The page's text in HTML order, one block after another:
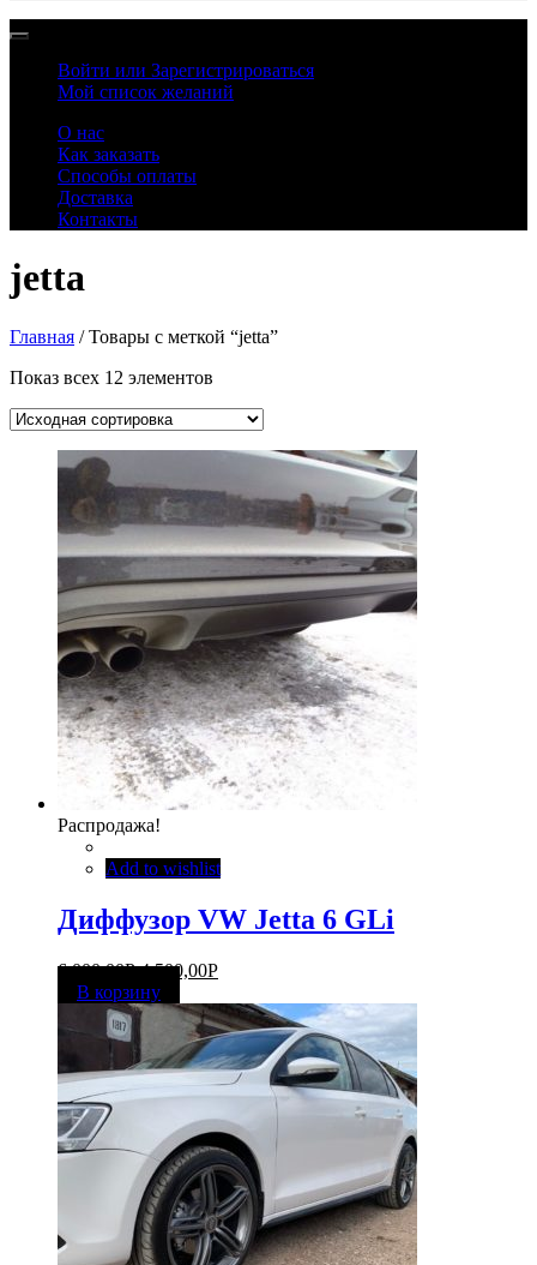
Войти или Зарегистрироваться
Мой список желаний
О нас
Как заказать
Способы оплаты
Доставка
Контакты
jetta
Главная / Товары с меткой “jetta”
Показ всех 12 элементов
Распродажа!
Add to wishlist
Диффузор VW Jetta 6 GLi
6 000,00Р 4 500,00Р
В корзину